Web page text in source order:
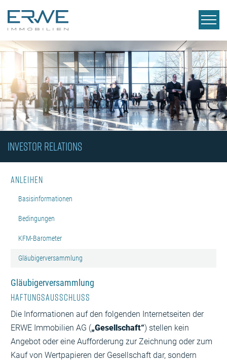
INVESTOR RELATIONS
Anleihen
Basisinformationen
Bedingungen
KFM-Barometer
Gläubigerversammlung
Gläubigerversammlung
Haftungsausschluss
Die Informationen auf den folgenden Internetseiten der
ERWE Immobilien AG („Gesellschaft“) stellen kein
Angebot oder eine Aufforderung zur Zeichnung oder zum
Kauf von Wertpapieren der Gesellschaft dar, sondern